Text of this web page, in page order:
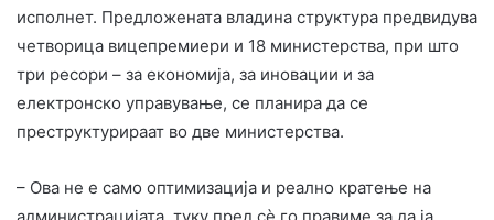
исполнет. Предложената владина структура предвидува
четворица вицепремиери и 18 министерства, при што
три ресори – за економија, за иновации и за
електронско управување, се планира да се
преструктурираат во две министерства.
– Ова не е само оптимизација и реално кратење на
администрацијата, туку пред сè го правиме за да ја